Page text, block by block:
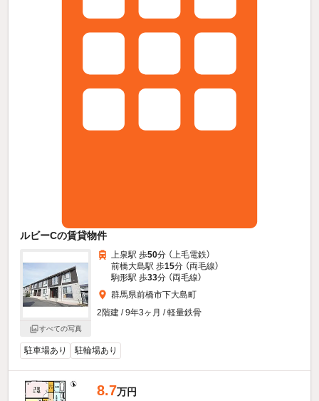
ルビーCの賃貸物件
すべての写真
上泉駅 歩50分 （上毛電鉄）
前橋大島駅 歩15分 （両毛線）
駒形駅 歩33分 （両毛線）
群馬県前橋市下大島町
2階建 / 9年3ヶ月 / 軽量鉄骨
駐車場あり 駐輪場あり
8.7万円